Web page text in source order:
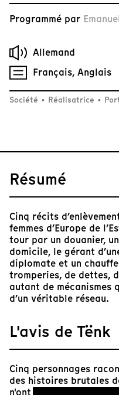
Programmé par
Allemand
Français, Anglais
Société • Réalisatrice •
Résumé
Cinq récits
femmes d’Europe de
tour par un douanier,
domicile, le gérant
diplomate et un
tromperies, de dettes,
autant de mécanismes
d’un véritable réseau.
L'avis de Tënk
Cinq personnages
des histoires brutales